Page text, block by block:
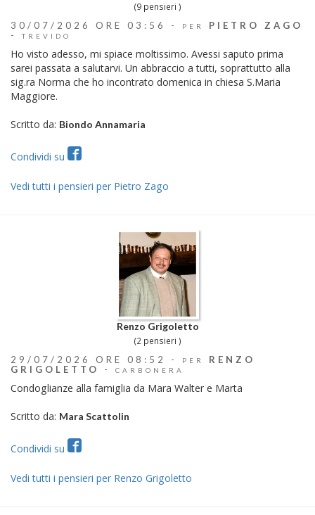
(9 pensieri )
30/07/2026 ORE 03:56 - PER
PIETRO ZAGO
-TREVIDO
Ho visto adesso, mi spiace moltissimo. Avessi saputo prima
sarei passata a salutarvi. Un abbraccio a tutti, soprattutto alla
sig.ra Norma che ho incontrato domenica in chiesa S.Maria
Maggiore.
Scritto da: Biondo Annamaria
Condividi su
Vedi tutti i pensieri per Pietro Zago
Renzo Grigoletto
(2 pensieri )
29/07/2026 ORE 08:52 - PER
RENZO
GRIGOLETTO
- CARBONERA
Condoglianze alla famiglia da Mara Walter e Marta
Scritto da: Mara Scattolin
Condividi su
Vedi tutti i pensieri per Renzo Grigoletto